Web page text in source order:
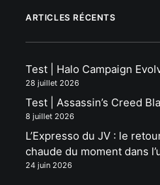
ARTICLES RÉCENTS
Test | Halo Campaign
28 juillet 2026
Test | Assassin’s Creed
8 juillet 2026
L’Expresso du JV : le
chaude du moment dans
24 juin 2026